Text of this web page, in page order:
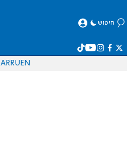
חיפוש
EN
RU
AR